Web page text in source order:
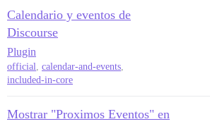
Calendario y eventos de
Discourse
Plugin
official, calendar-and-events,
included-in-core
Mostrar "Proximos Eventos" en